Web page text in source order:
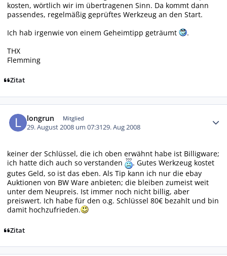
kosten, wörtlich wir im übertragenen Sinn. Da kommt dann
passendes, regelmäßig geprüftes Werkzeug an den Start.
Ich hab irgenwie von einem Geheimtipp geträumt
.
THX
Flemming
Zitat
longrun Mitglied
29. August 2008 um 07:3129. Aug 2008
keiner der Schlüssel, die ich oben erwähnt habe ist Billigware;
ich hatte dich auch so verstanden
. Gutes Werkzeug kostet
gutes Geld, so ist das eben. Als Tip kann ich nur die ebay
Auktionen von BW Ware anbieten; die bleiben zumeist weit
unter dem Neupreis. Ist immer noch nicht billig, aber
preiswert. Ich habe für den o.g. Schlüssel 80€ bezahlt und bin
damit hochzufrieden.
Zitat